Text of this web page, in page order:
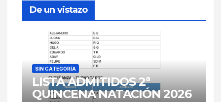
De un vistazo
SIN CATEGORÍA
LISTA ADMITIDOS 2ª
QUINCENA NATACIÓN 2026